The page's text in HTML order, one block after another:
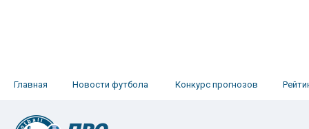
Главная Новости футбола Конкурс прогнозов